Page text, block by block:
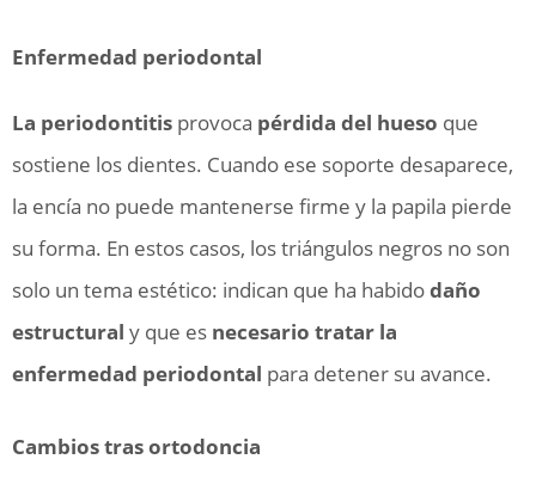
Enfermedad periodontal
La periodontitis provoca pérdida del hueso que
sostiene los dientes. Cuando ese soporte desaparece,
la encía no puede mantenerse firme y la papila pierde
su forma. En estos casos, los triángulos negros no son
solo un tema estético: indican que ha habidodaño
estructural y que es necesario tratar la
enfermedad periodontal para detener su avance.
Cambios tras ortodoncia